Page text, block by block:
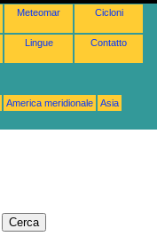
Meteomar Cicloni
Lingue Contatto
America meridionale
Asia